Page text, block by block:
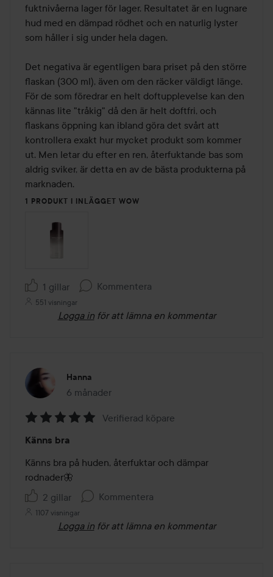
fuktnivåerna lager för lager. Resultatet är en lugnare
hud med en dämpad rödhet och en naturlig lyster
som håller i sig under hela dagen.
Det negativa är egentligen bara priset på den större
flaskan (300 ml), även om den räcker väldigt länge.
För de som föredrar en helt doftupplevelse kan den
kännas lite "tråkig" då den är helt doftfri, och
flaskans öppning kan ibland göra det svårt att
kontrollera exakt hur mycket produkt som kommer
ut. Men letar du efter en ren, återfuktande bas som
aldrig sviker, är detta en av de bästa produkterna på
marknaden.
1 PRODUKT I INLÄGGET WOW
1 gillar Kommentera
551 visningar
Logga in för att lämna en kommentar
Hanna
6 månader
Inlägget skapades 6 månader
5
av
5
Verifierad köpare
Känns bra
Känns bra på huden, återfuktar och dämpar
rodnader🦋
2 gillar
Kommentera
1107 visningar
Logga in för att lämna en kommentar